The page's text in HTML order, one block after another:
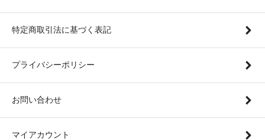
特定商取引法に基づく表記
プライバシーポリシー
お問い合わせ
マイアカウント